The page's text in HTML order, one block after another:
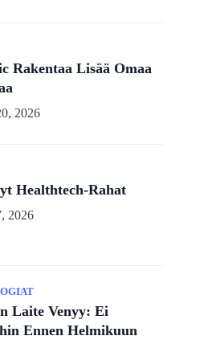
Rakentaa Lisää Omaa
2026
Healthtech-Rahat
2026
Laite Venyy: Ei
Ennen Helmikuun